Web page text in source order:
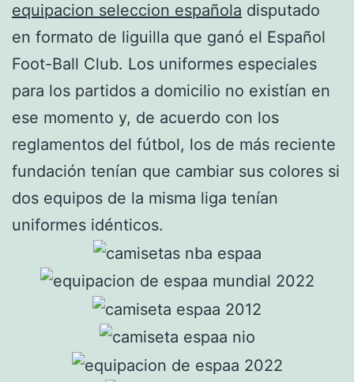
equipacion seleccion española disputado
en formato de liguilla que ganó el Español
Foot-Ball Club. Los uniformes especiales
para los partidos a domicilio no existían en
ese momento y, de acuerdo con los
reglamentos del fútbol, los de más reciente
fundación tenían que cambiar sus colores si
dos equipos de la misma liga tenían
uniformes idénticos.